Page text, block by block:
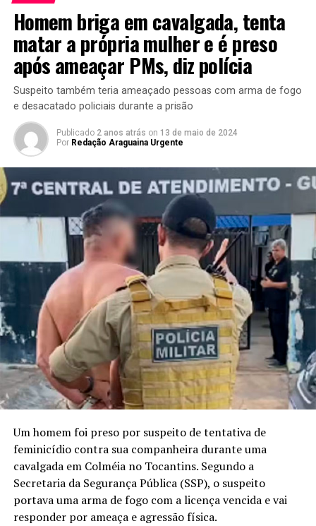
Homem briga em cavalgada, tenta
matar a própria mulher e é preso
após ameaçar PMs, diz polícia
Suspeito também teria ameaçado pessoas com arma de fogo
e desacatado policiais durante a prisão
Publicado 2 anos atrás on 13 de maio de 2024
Por Redação Araguaina Urgente
Um homem foi preso por suspeito de tentativa de
feminicídio contra sua companheira durante uma
cavalgada em Colméia no Tocantins. Segundo a
Secretaria da Segurança Pública (SSP), o suspeito
portava uma arma de fogo com a licença vencida e vai
responder por ameaça e agressão física.